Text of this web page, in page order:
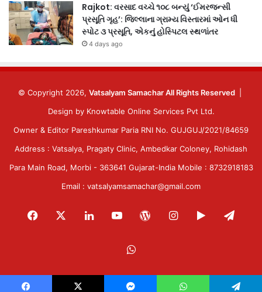
Rajkot: વરસાદ વચ્ચે ૧૦૮ બન્યું ‘ઈમરજન્સી
પ્રસૂતિ ગૃહ’: જિલ્લાના ગ્રામ્ય વિસ્તારમાં ઓન ધી
સ્પોટ ૩ પ્રસૂતિ, એકનું હોસ્પિટલ સ્થળાંતર
4 days ago
© Copyright 2026, Vatsalyam Samachar All Rights Reserved
Design by Knowtable Online Services Pvt Ltd.
Owner & Editor Pareshkumar Paria RNI No. GUJGUJ/2021/84659
Address : Vatsalya, Pragaty Clinic, Ambedkar Coloney, Rohidash
Para Main Road, Morbi - 363641 Gujarat-India Mobile : 8732918183
Email : vatsalyamsamachar@gmail.com
Facebook LinkedInYouTubeWordPressInstagram
Google
WhatsApp